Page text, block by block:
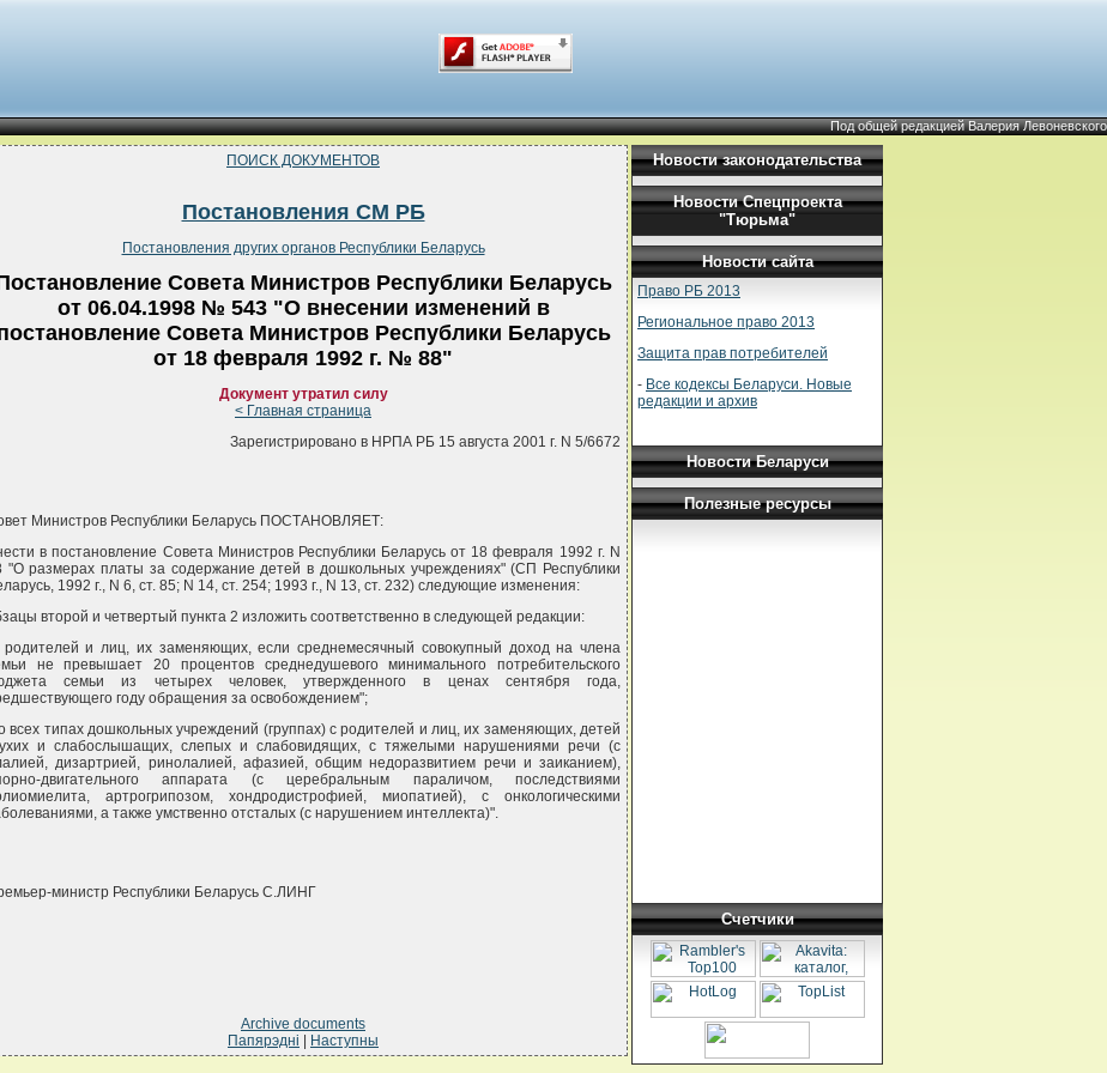
Под общей редакцией Валерия Левоневского
ПОИСК ДОКУМЕНТОВ
Постановления СМ РБ
Постановления других органов Республики Беларусь
Совета Министров Республики Беларусь
от 06.04.1998 № 543 "О внесении изменений в
Совета Министров Республики Беларусь
от 18 февраля 1992 г. № 88"
Документ утратил силу
< Главная страница
Зарегистрировано в НРПА РБ 15 августа 2001 г. N 5/6672
Министров Республики Беларусь ПОСТАНОВЛЯЕТ:
в постановление Совета Министров Республики Беларусь от 18 февраля 1992 г. N
"О размерах платы за содержание детей в дошкольных учреждениях" (СП Республики
1992 г., N 6, ст. 85; N 14, ст. 254; 1993 г., N 13, ст. 232) следующие изменения:
второй и четвертый пункта 2 изложить соответственно в следующей редакции:
родителей и лиц, их заменяющих, если среднемесячный совокупный доход на члена
не превышает 20 процентов среднедушевого минимального потребительского
семьи из четырех человек, утвержденного в ценах сентября года,
году обращения за освобождением";
всех типах дошкольных учреждений (группах) с родителей и лиц, их заменяющих, детей
и слабослышащих, слепых и слабовидящих, с тяжелыми нарушениями речи (с
дизартрией, ринолалией, афазией, общим недоразвитием речи и заиканием),
двигательного аппарата (с церебральным параличом, последствиями
артрогрипозом, хондродистрофией, миопатией), с онкологическими
а также умственно отсталых (с нарушением интеллекта)".
министр Республики Беларусь С.ЛИНГ
Archive documents
Папярэдні
Наступны
Новости законодательства
Новости Спецпроекта
"Тюрьма"
Новости сайта
Право РБ 2013
Региональное право 2013
Защита прав потребителей
- Все кодексы Беларуси. Новые
редакции и архив
Новости Беларуси
Полезные ресурсы
Счетчики